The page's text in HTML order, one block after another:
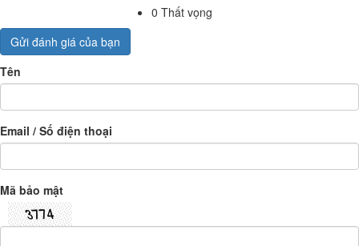
0 Thất vọng
Gửi đánh giá của bạn
Tên
Email / Số điện thoại
Mã bảo mật